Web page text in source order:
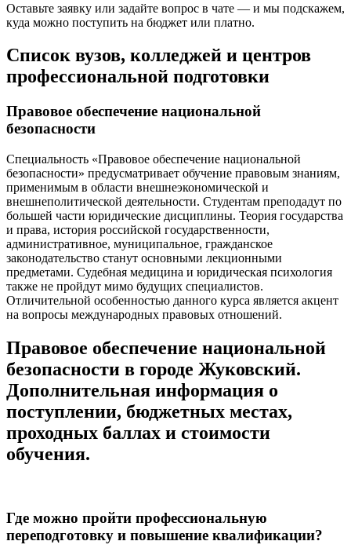
Оставьте заявку или задайте вопрос в чате — и мы подскажем,
куда можно поступить на бюджет или платно.
Список вузов, колледжей и центров
профессиональной подготовки
Правовое обеспечение национальной
безопасности
Специальность «Правовое обеспечение национальной
безопасности» предусматривает обучение правовым знаниям,
применимым в области внешнеэкономической и
внешнеполитической деятельности. Студентам преподадут по
большей части юридические дисциплины. Теория государства
и права, история российской государственности,
административное, муниципальное, гражданское
законодательство станут основными лекционными
предметами. Судебная медицина и юридическая психология
также не пройдут мимо будущих специалистов.
Отличительной особенностью данного курса является акцент
на вопросы международных правовых отношений.
Правовое обеспечение национальной
безопасности в городе Жуковский.
Дополнительная информация о
поступлении, бюджетных местах,
проходных баллах и стоимости
обучения.
Где можно пройти профессиональную
переподготовку и повышение квалификации?